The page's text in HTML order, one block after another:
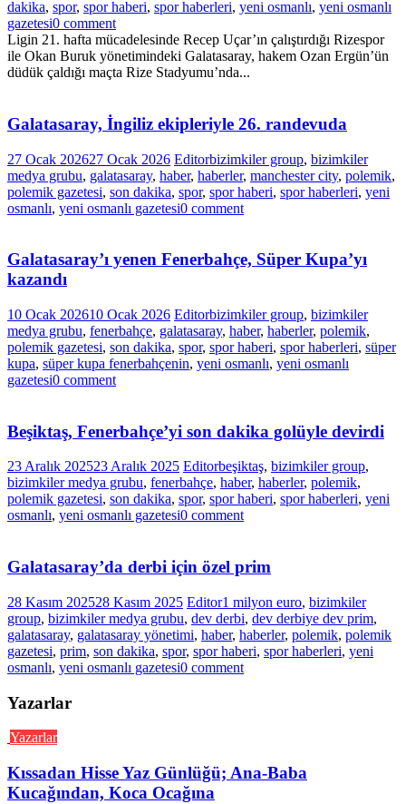
dakika, spor, spor haberi, spor haberleri, yeni osmanlı, yeni osmanlı
gazetesi0 comment
Ligin 21. hafta mücadelesinde Recep Uçar’ın çalıştırdığı Rizespor
ile Okan Buruk yönetimindeki Galatasaray, hakem Ozan Ergün’ün
düdük çaldığı maçta Rize Stadyumu’nda...
Galatasaray, İngiliz ekipleriyle 26. randevuda
27 Ocak 202627 Ocak 2026 Editorbizimkiler group, bizimkiler
medya grubu, galatasaray, haber, haberler, manchester city, polemik,
polemik gazetesi, son dakika, spor, spor haberi, spor haberleri, yeni
osmanlı, yeni osmanlı gazetesi0 comment
Galatasaray’ı yenen Fenerbahçe, Süper Kupa’yı
kazandı
10 Ocak 202610 Ocak 2026 Editorbizimkiler group, bizimkiler
medya grubu, fenerbahçe, galatasaray, haber, haberler, polemik,
polemik gazetesi, son dakika, spor, spor haberi, spor haberleri, süper
kupa, süper kupa fenerbahçenin, yeni osmanlı, yeni osmanlı
gazetesi0 comment
Beşiktaş, Fenerbahçe’yi son dakika golüyle devirdi
23 Aralık 202523 Aralık 2025 Editorbeşiktaş, bizimkiler group,
bizimkiler medya grubu, fenerbahçe, haber, haberler, polemik,
polemik gazetesi, son dakika, spor, spor haberi, spor haberleri, yeni
osmanlı, yeni osmanlı gazetesi0 comment
Galatasaray’da derbi için özel prim
28 Kasım 202528 Kasım 2025 Editor1 milyon euro, bizimkiler
group, bizimkiler medya grubu, dev derbi, dev derbiye dev prim,
galatasaray, galatasaray yönetimi, haber, haberler, polemik, polemik
gazetesi, prim, son dakika, spor, spor haberi, spor haberleri, yeni
osmanlı, yeni osmanlı gazetesi0 comment
Yazarlar
Yazarlar
Kıssadan Hisse Yaz Günlüğü; Ana-Baba
Kucağından, Koca Ocağına